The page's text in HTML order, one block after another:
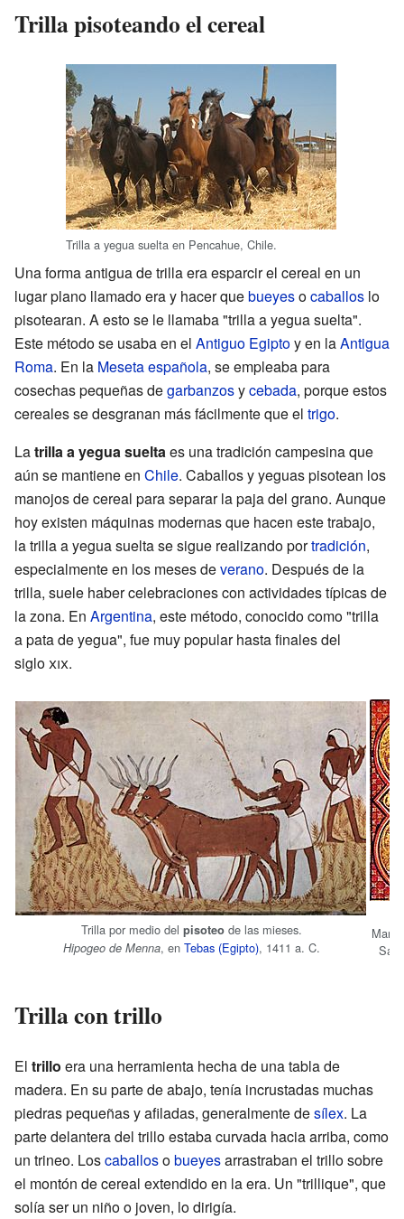
Trilla pisoteando el cereal
Trilla a yegua suelta en Pencahue, Chile.
Una forma antigua de trilla era esparcir el cereal en un
lugar plano llamado era y hacer quebueyesocaballos lo
pisotearan. A esto se le llamaba "trilla a yegua suelta".
Este método se usaba en el Antiguo Egiptoy en laAntigua
Roma. En la Meseta española, se empleaba para
cosechas pequeñas degarbanzosycebada, porque estos
cereales se desgranan más fácilmente que el trigo.
Latrilla a yegua sueltaes una tradición campesina que
aún se mantiene en Chile. Caballos y yeguas pisotean los
manojos de cereal para separar la paja del grano. Aunque
hoy existen máquinas modernas que hacen este trabajo,
la trilla a yegua suelta se sigue realizando portradición,
especialmente en los meses deverano. Después de la
trilla, suele haber celebraciones con actividades típicas de
la zona. En Argentina, este método, conocido como "trilla
a pata de yegua", fue muy popular hasta finales del
sigloxix.
Trilla por medio del pisoteo de las mieses.
Hipogeo de Menna, en Tebas (Egipto), 1411 a. C.
Trilla con trillo
El trillo era una herramienta hecha de una tabla de
madera. En su parte de abajo, tenía incrustadas muchas
piedras pequeñas y afiladas, generalmente desílex. La
parte delantera del trillo estaba curvada hacia arriba, como
un trineo. Loscaballosobueyesarrastraban el trillo sobre
el montón de cereal extendido en la era. Un "trillique", que
solía ser un niño o joven, lo dirigía.